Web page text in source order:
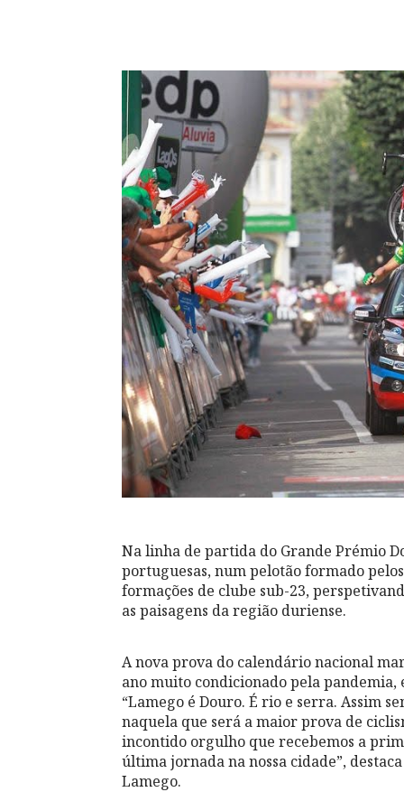
Na linha de partida do Grande Prémio
portuguesas, num pelotão formado
formações de clube sub-23,
as paisagens da região duriense.
A nova prova do calendário nacional
ano muito condicionado pela
“Lamego é Douro. É rio e serra. Assim
naquela que será a maior prova de
incontido orgulho que recebemos a
última jornada na nossa cidade”,
Lamego.